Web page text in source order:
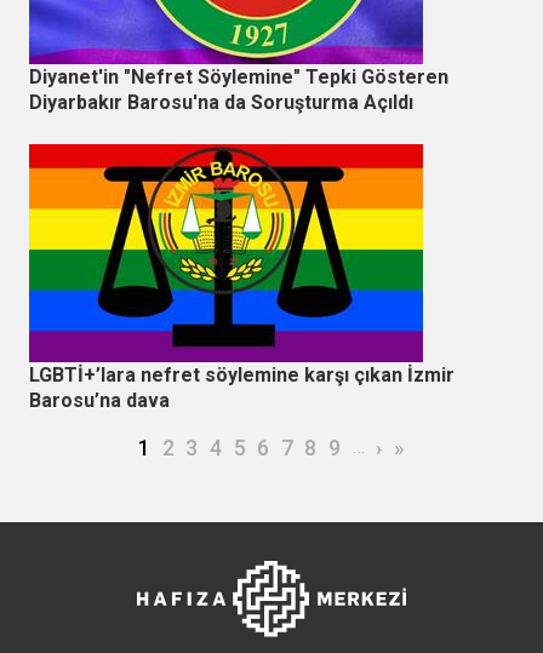
Diyanet'in "Nefret Söylemine" Tepki Gösteren
Diyarbakır Barosu'na da Soruşturma Açıldı
LGBTİ+’lara nefret söylemine karşı çıkan İzmir
Barosu’na dava
Şu an kullanılan sayfa
1 Page
2 Page
3 Page
4 Page
5 Page
6 Page
7 Page
8 Page
9 … Sonraki sayfa
› Son sayfa
»